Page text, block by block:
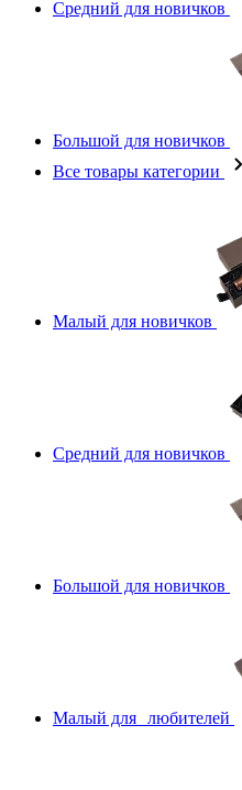
Средний для новичков
Большой для новичков
Все товары категории
Малый для новичков
Средний для новичков
Большой для новичков
Малый для любителей